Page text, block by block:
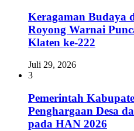
Keragaman Budaya
Royong Warnai
Klaten ke-222
Juli 29, 2026
3
Pemerintah
Penghargaan Desa
pada HAN 2026